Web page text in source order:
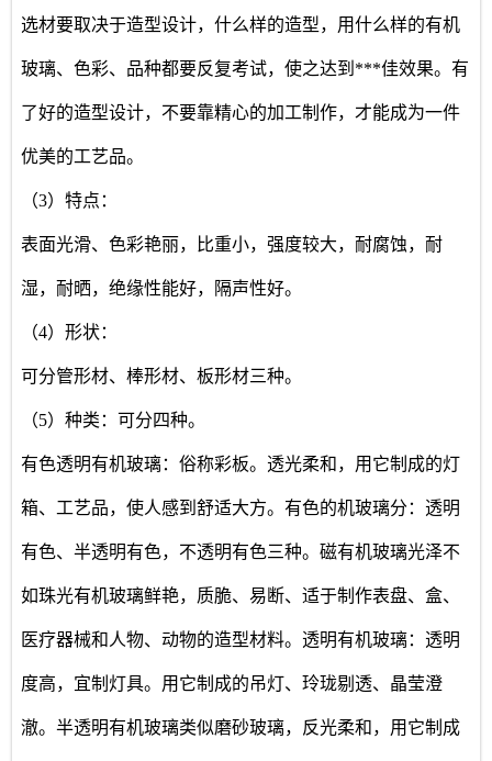
选材要取决于造型设计，什么样的造型，用什么样的有机
玻璃、色彩、品种都要反复考试，使之达到***佳效果。有
了好的造型设计，不要靠精心的加工制作，才能成为一件
优美的工艺品。
（3）特点：
表面光滑、色彩艳丽，比重小，强度较大，耐腐蚀，耐
湿，耐晒，绝缘性能好，隔声性好。
（4）形状：
可分管形材、棒形材、板形材三种。
（5）种类：可分四种。
有色透明有机玻璃：俗称彩板。透光柔和，用它制成的灯
箱、工艺品，使人感到舒适大方。有色的机玻璃分：透明
有色、半透明有色，不透明有色三种。磁有机玻璃光泽不
如珠光有机玻璃鲜艳，质脆、易断、适于制作表盘、盒、
医疗器械和人物、动物的造型材料。透明有机玻璃：透明
度高，宜制灯具。用它制成的吊灯、玲珑剔透、晶莹澄
澈。半透明有机玻璃类似磨砂玻璃，反光柔和，用它制成